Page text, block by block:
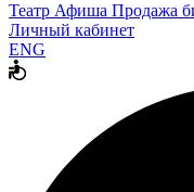
Театр Афиша Продажа
Личный кабинет
ENG